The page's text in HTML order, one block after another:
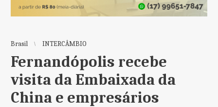
Brasil INTERCÂMBIO
Fernandópolis recebe
visita da Embaixada da
China e empresários